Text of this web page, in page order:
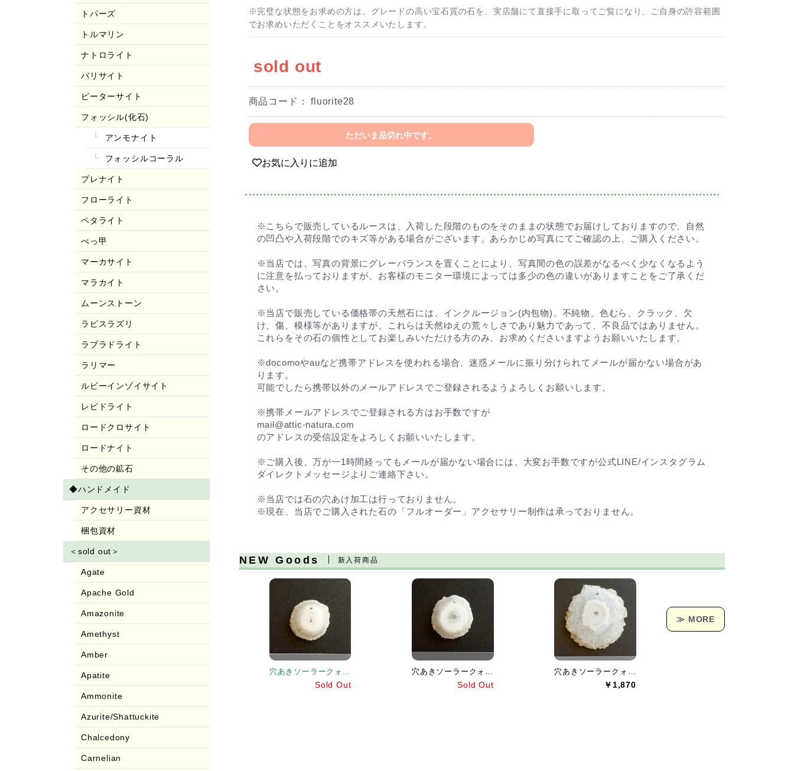
トパーズ
トルマリン
ナトロライト
バリサイト
ピーターサイト
フォッシル(化石)
アンモナイト
フォッシルコーラル
プレナイト
フローライト
ペタライト
べっ甲
マーカサイト
マラカイト
ムーンストーン
ラピスラズリ
ラブラドライト
ラリマー
ルビーインゾイサイト
レピドライト
ロードクロサイト
ロードナイト
その他の鉱石
◆ハンドメイド
アクセサリー資材
梱包資材
＜sold out＞
Agate
Apache Gold
Amazonite
Amethyst
Amber
Apatite
Ammonite
Azurite/Shattuckite
Chalcedony
Carnelian
※完璧な状態をお求めの方は、グレードの高い宝石質の石を、実店舗にて直接手に取ってご覧になり、ご自身の許容範囲
でお求めいただくことをオススメいたします。
sold out
商品コード：fluorite28
ただいま品切れ中です。
お気に入りに追加
※こちらで販売しているルースは、入荷した段階のものをそのままの状態でお届けしておりますので、自然
の凹凸や入荷段階でのキズ等がある場合がございます。あらかじめ写真にてご確認の上、ご購入ください。
※当店では、写真の背景にグレーバランスを置くことにより、写真間の色の誤差がなるべく少なくなるよう
に注意を払っておりますが、お客様のモニター環境によっては多少の色の違いがありますことをご了承くだ
さい。
※当店で販売している価格帯の天然石には、インクルージョン(内包物)、不純物、色むら、クラック、欠
け、傷、模様等がありますが、これらは天然ゆえの荒々しさであり魅力であって、不良品ではありません。
これらをその石の個性としてお楽しみいただける方のみ、お求めくださいますようお願いいたします。
※docomoやauなど携帯アドレスを使われる場合、迷惑メールに振り分けられてメールが届かない場合があ
ります。
可能でしたら携帯以外のメールアドレスでご登録されるようよろしくお願いします。
※携帯メールアドレスでご登録される方はお手数ですが
mail@attic-natura.com
のアドレスの受信設定をよろしくお願いいたします。
※ご購入後、万が一1時間経ってもメールが届かない場合には、大変お手数ですが公式LINE/インスタグラム
ダイレクトメッセージよりご連絡下さい。
※当店では石の穴あけ加工は行っておりません。
※現在、当店でご購入された石の「フルオーダー」アクセサリー制作は承っておりません。
NEW Goods 新入荷商品
Sold Out Sold Out ￥1,870
≫ MORE